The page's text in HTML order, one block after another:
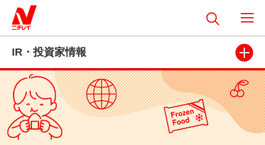
IR・投資家情報